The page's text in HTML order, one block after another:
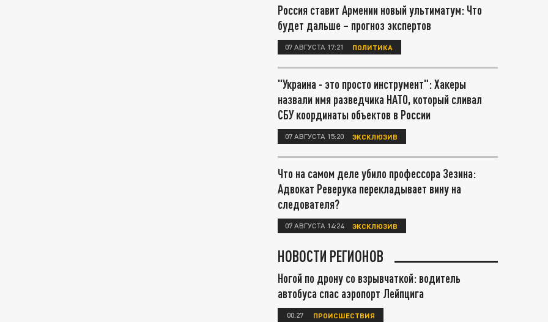
Россия ставит Армении новый ультиматум: Что
будет дальше – прогноз экспертов
07 АВГУСТА 17:21 ПОЛИТИКА
"Украина - это просто инструмент": Хакеры
назвали имя разведчика НАТО, который сливал
СБУ координаты объектов в России
07 АВГУСТА 15:20 ЭКСКЛЮЗИВ
Что на самом деле убило профессора Зезина:
Адвокат Реверука перекладывает вину на
следователя?
07 АВГУСТА 14:24 ЭКСКЛЮЗИВ
НОВОСТИ РЕГИОНОВ
Ногой по дрону со взрывчаткой: водитель
автобуса спас аэропорт Лейпцига
00:27 ПРОИСШЕСТВИЯ